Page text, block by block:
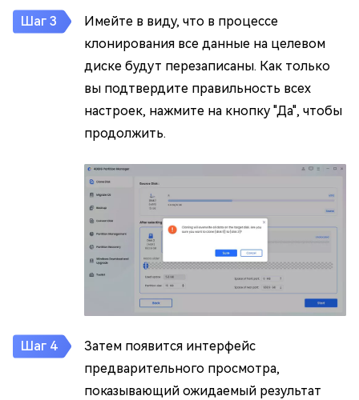
Имейте в виду, что в процессе
клонирования все данные на целевом
диске будут перезаписаны. Как только
вы подтвердите правильность всех
настроек, нажмите на кнопку "Да", чтобы
продолжить.
Затем появится интерфейс
предварительного просмотра,
показывающий ожидаемый результат